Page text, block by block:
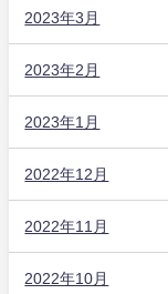
2023年3月
2023年2月
2023年1月
2022年12月
2022年11月
2022年10月